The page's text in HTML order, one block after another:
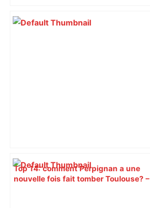
Top 14: comment Perpignan a une
nouvelle fois fait tomber Toulouse? –